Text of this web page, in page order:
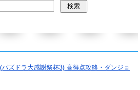
ズドラ大感謝祭杯3) 高得点攻略・ダンジョ